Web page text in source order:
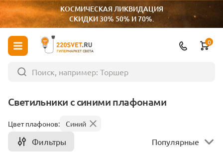
КОСМИЧЕСКАЯ ЛИКВИДАЦИЯ
СКИДКИ 30% 50% И 70%.
ГИПЕРМАРКЕТ СВЕТА
0
Светильники с синими плафонами
Цвет плафонов: Синий
Фильтры Популярные